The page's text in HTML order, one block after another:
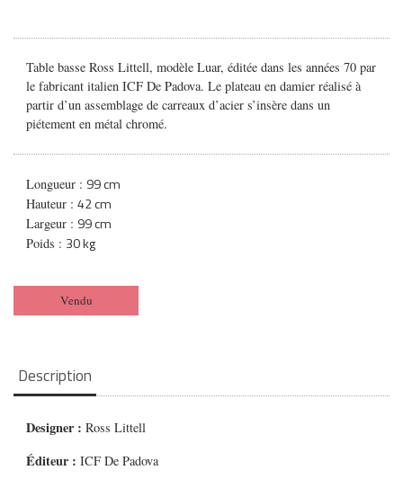
Table basse Ross Littell, modèle Luar, éditée dans les années 70 par
le fabricant italien ICF De Padova. Le plateau en damier réalisé à
partir d’un assemblage de carreaux d’acier s’insère dans un
piétement en métal chromé.
Longueur : 99 cm
Hauteur :42 cm
Largeur : 99 cm
Poids : 30 kg
Vendu
Description
Designer : Ross Littell
Éditeur :ICF De Padova